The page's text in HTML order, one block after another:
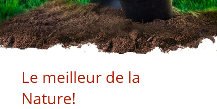
Le meilleur de la
Nature!